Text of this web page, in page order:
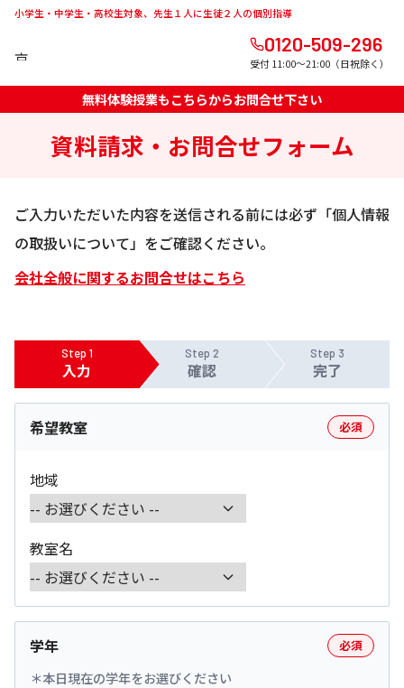
小学生・中学生・高校生対象、先生１人に生徒２人の個別指導
0120-509-296
受付 11:00～21:00（日祝除く）
資料請求・お問合せフォーム
無料体験授業もこちらからお問合せ下さい
ご入力いただいた内容を送信される前には必ず「個人情報
の取扱いについて」をご確認ください。
会社全般に関するお問合せはこちら
Step 1
入力
Step 2
確認
Step 3
完了
希望教室 必須
地域
教室名
学年 必須
本日現在の学年をお選びください